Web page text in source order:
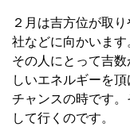
２月は吉方位が取
社などに向かいます
その人にとって吉
しいエネルギーを頂
チャンスの時です
して行くのです。